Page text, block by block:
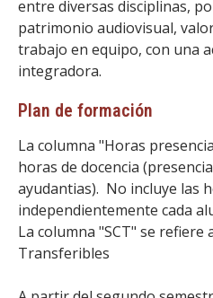
entre diversas disciplinas,
patrimonio audiovisual,
trabajo en equipo, con una
integradora.
Plan de formación
La columna "Horas
horas de docencia
ayudantias). No incluye las
independientemente cada
La columna "SCT" se refiere
Transferibles